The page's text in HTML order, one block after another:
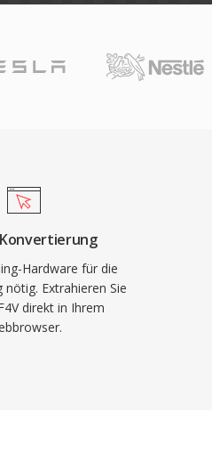
Hardware für die
nötig. Extrahieren Sie
direkt in Ihrem